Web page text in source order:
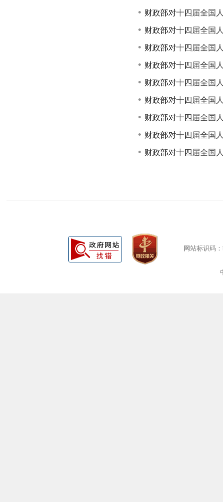
财政部对十四届全国
财政部对十四届全国
财政部对十四届全国
财政部对十四届全国
财政部对十四届全国
财政部对十四届全国
财政部对十四届全国
财政部对十四届全国
财政部对十四届全国
网站标识码